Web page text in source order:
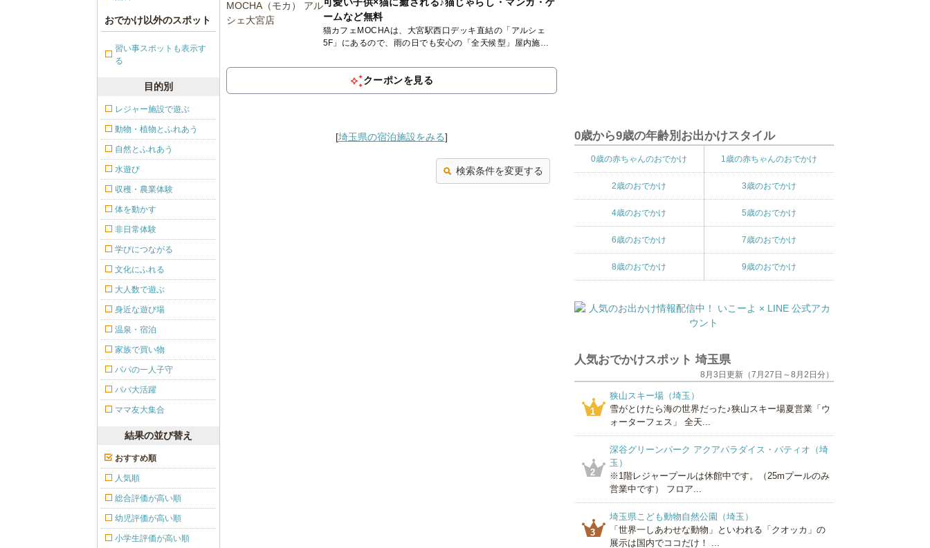
ームなど無料
猫カフェMOCHAは、大宮駅西口デッキ直結の「アルシェ
5F」にあるので、雨の日でも安心の「全天候型」屋内施設
ーにもピッタ...
クーポンを見る
[埼玉県の宿泊施設をみる]
検索条件を変更する
おでかけ以外のスポット
習い事スポットも表示す
る
目的別
レジャー施設で遊ぶ
動物・植物とふれあう
自然とふれあう
水遊び
収穫・農業体験
体を動かす
非日常体験
学びにつながる
文化にふれる
大人数で遊ぶ
身近な遊び場
温泉・宿泊
家族で買い物
パパの一人子守
パパ大活躍
ママ友大集合
結果の並び替え
おすすめ順
人気順
総合評価が高い順
幼児評価が高い順
小学生評価が高い順
0歳から9歳の年齢別お出かけスタイル
0歳の赤ちゃんのおでかけ 1歳の赤ちゃんのおでかけ
2歳のおでかけ 3歳のおでかけ
4歳のおでかけ 5歳のおでかけ
6歳のおでかけ 7歳のおでかけ
8歳のおでかけ 9歳のおでかけ
人気おでかけスポット 埼玉県
8月3日更新（7月27日～8月2日分）
1
狭山スキー場（埼玉）
雪がとけたら海の世界だった♪狭山スキー場夏営業「ウ
ォーターフェス」 全天...
2
深谷グリーンパーク アクアパラダイス・パティオ（埼
玉）
※1階レジャープールは休館中です。（25mプールのみ
営業中です） フロア...
3
埼玉県こども動物自然公園（埼玉）
「世界一しあわせな動物」といわれる「クオッカ」の
展示は国内でココだけ！ ...